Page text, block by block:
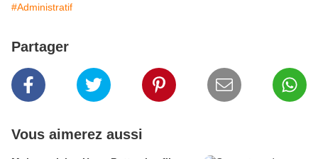
#Administratif
Partager
Vous aimerez aussi